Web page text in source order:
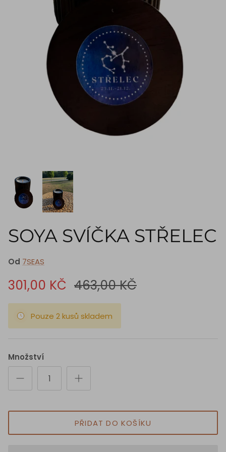
SOYA SVÍČKA STŘELEC
Od 7SEAS
301,00 KČ 463,00 KČ
Pouze 2 kusů skladem
Množství
PŘIDAT DO KOŠÍKU